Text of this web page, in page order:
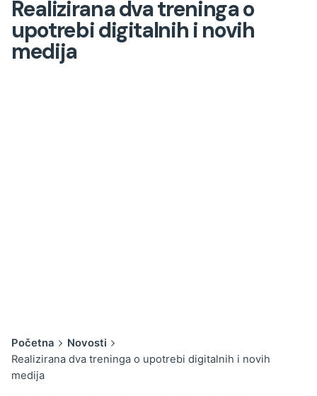
Realizirana dva treninga o
upotrebi digitalnih i novih
medija
Početna
Novosti
Realizirana dva treninga o upotrebi digitalnih i novih
medija